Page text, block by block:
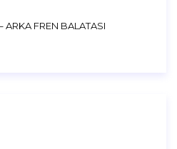
FREN BALATASI